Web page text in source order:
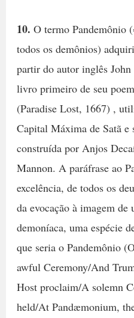
10. O termo Pandemônio
todos os demônios)
partir do autor inglês
livro primeiro de seu
(Paradise Lost, 1667) ,
Capital Máxima de Satã e
construída por Anjos
Mannon. A paráfrase ao
excelência, de todos os
da evocação à imagem de
demoníaca, uma espécie
que seria o Pandemônio
awful Ceremony/And
Host proclaim/A solemn
held/At Pandæmonium,